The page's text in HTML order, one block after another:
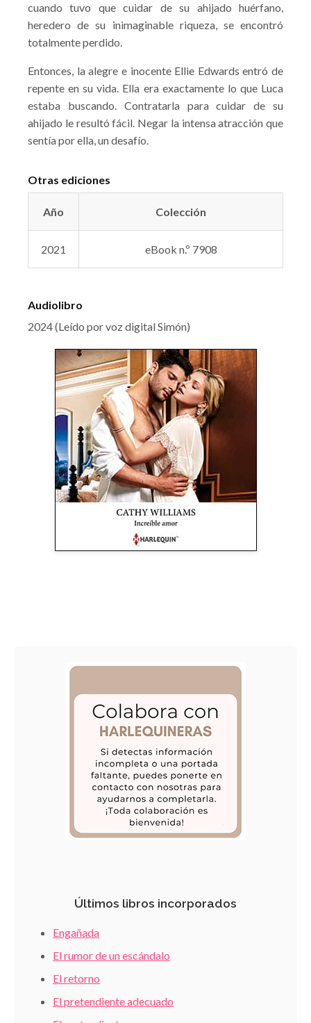
cuando tuvo que cuidar de su ahijado huérfano,
heredero de su inimaginable riqueza, se encontró
totalmente perdido.
Entonces, la alegre e inocente Ellie Edwards entró de
repente en su vida. Ella era exactamente lo que Luca
estaba buscando. Contratarla para cuidar de su
ahijado le resultó fácil. Negar la intensa atracción que
sentía por ella, un desafío.
Otras ediciones
Año Colección
2021 eBook n.º 7908
Audiolibro
2024 (Leído por voz digital Simón)
Últimos libros incorporados
Engañada
El rumor de un escándalo
El retorno
El pretendiente adecuado